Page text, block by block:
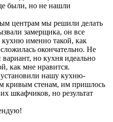
были, но не нашли
центрам мы решили делать
замерщика, он все
кухню именно такой, как
окончательно. Не
но кухня идеально
как мне нравится.
нашу кухню-
кривым стенам, им пришлось
шкафчиков, но результат